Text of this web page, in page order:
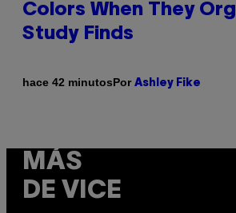
Colors When They
Study Finds
hace 42 minutosPor Ashley Fike
MÁS
DE VICE